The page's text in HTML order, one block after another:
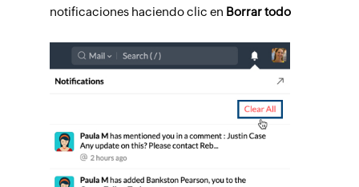
notificaciones haciendo clic en Borrar todo